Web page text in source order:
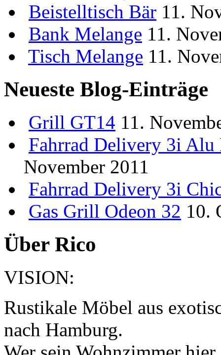
Beistelltisch Bär 11.
Bank Melange 11.
Tisch Melange 11.
Neueste Blog-Einträge
Grill GT14 11.
Fahrrad Delivery 3i
November 2011
Fahrrad Delivery 3i
Gas Grill Odeon 32 10.
Über Rico
VISION:
Rustikale Möbel aus
nach Hamburg.